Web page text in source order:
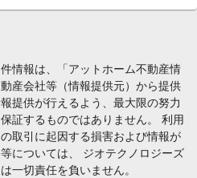
情報は、「アットホーム不動産情
産会社等（情報提供元）から提供
提供が行えるよう、最大限の努力
証するものではありません。 利用
取引に起因する損害および情報が
については、 ジオテクノロジーズ
一切責任を負いません。